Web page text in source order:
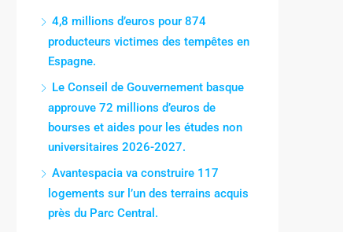
4,8 millions d’euros pour 874
producteurs victimes des tempêtes en
Espagne.
Le Conseil de Gouvernement basque
approuve 72 millions d’euros de
bourses et aides pour les études non
universitaires 2026-2027.
Avantespacia va construire 117
logements sur l’un des terrains acquis
près du Parc Central.